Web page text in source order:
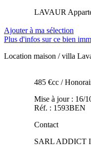
LAVAUR
Ajouter à ma sélection
Plus d'infos sur ce bien
Location maison / villa
485 €cc /
Mise à jour : 16/
Réf. : 1593BEN
Contact
SARL ADDICT